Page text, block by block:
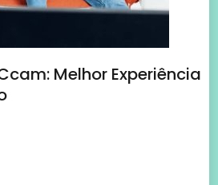
Melhor Experiência